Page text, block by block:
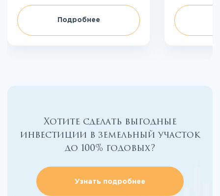
Подробнее
Хотите сделать выгодные
инвестиции в земельный участок
до 100% годовых?
Узнать подробнее